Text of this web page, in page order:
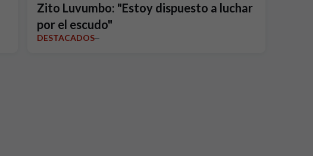
Zito Luvumbo: "Estoy dispuesto a luchar
por el escudo"
DESTACADOS